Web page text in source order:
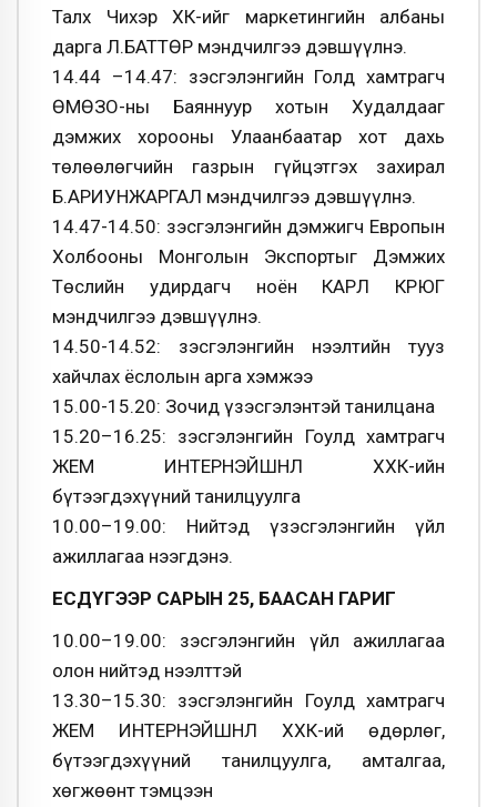
Талх Чихэр ХК-ийг маркетингийн албаны
дарга Л.БАТТӨР мэндчилгээ дэвшүүлнэ.
14.44 –14.47: Үзэсгэлэнгийн Голд хамтрагч
ӨМӨЗО-ны Баяннуур хотын Худалдааг
дэмжих хорооны Улаанбаатар хот дахь
төлөөлөгчийн газрын гүйцэтгэх захирал
Б.АРИУНЖАРГАЛ мэндчилгээ дэвшүүлнэ.
14.47-14.50: Үзэсгэлэнгийн дэмжигч Европын
Холбооны Монголын Экспортыг Дэмжих
Төслийн удирдагч ноён КАРЛ КРЮГ
мэндчилгээ дэвшүүлнэ.
14.50-14.52: Үзэсгэлэнгийн нээлтийн тууз
хайчлах ёслолын арга хэмжээ
15.00-15.20: Зочид үзэсгэлэнтэй танилцана
15.20–16.25: Үзэсгэлэнгийн Гоулд хамтрагч
ЖЕМ ИНТЕРНЭЙШНЛ ХХК-ийн
бүтээгдэхүүний танилцуулга
10.00–19.00: Нийтэд үзэсгэлэнгийн үйл
ажиллагаа нээгдэнэ.
ЕСДҮГЭЭР САРЫН 25, БААСАН ГАРИГ
10.00–19.00: Үзэсгэлэнгийн үйл ажиллагаа
олон нийтэд нээлттэй
13.30–15.30: Үзэсгэлэнгийн Гоулд хамтрагч
ЖЕМ ИНТЕРНЭЙШНЛ ХХК-ий өдөрлөг,
бүтээгдэхүүний танилцуулга, амталгаа,
хөгжөөнт тэмцээн